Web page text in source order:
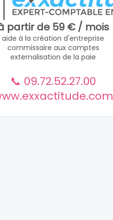
partir de 59 € / mois
aide à la création d'entreprise
commissaire aux comptes
externalisation de la paie
📞 09.72.52.27.00